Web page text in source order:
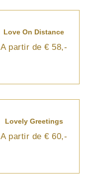
Love On Distance
A partir de € 58,-
Lovely Greetings
A partir de € 60,-